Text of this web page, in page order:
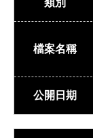
類別
檔案名稱
公開日期